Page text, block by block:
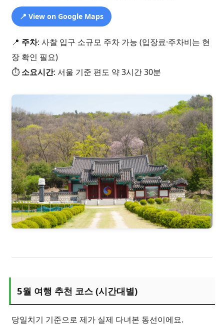
📍 View on Google Maps
📍 주차: 사찰 입구 소규모 주차 가능 (입장료·주차비는 현
장 확인 필요)
⏱️ 소요시간: 서울 기준 편도 약 3시간 30분
5월 여행 추천 코스 (시간대별)
당일치기 기준으로 제가 실제 다녀본 동선이에요.